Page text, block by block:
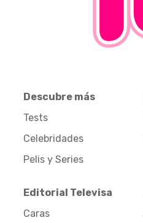
Descubre más
Tests
Celebridades
Pelis y Series
Editorial Televisa
Caras